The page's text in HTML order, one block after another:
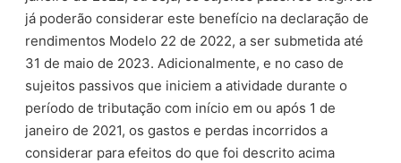
já poderão considerar este benefício na declaração de
rendimentos Modelo 22 de 2022, a ser submetida até
31 de maio de 2023. Adicionalmente, e no caso de
sujeitos passivos que iniciem a atividade durante o
período de tributação com início em ou após 1 de
janeiro de 2021, os gastos e perdas incorridos a
considerar para efeitos do que foi descrito acima